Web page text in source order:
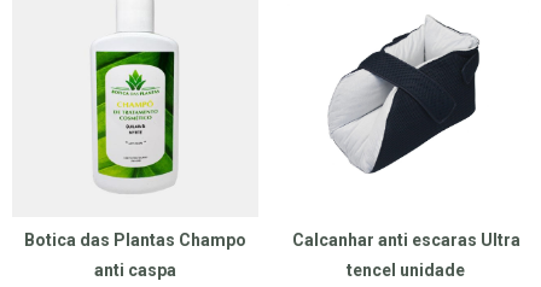
Botica das Plantas Champo
anti caspa
Calcanhar anti escaras Ultra
tencel unidade